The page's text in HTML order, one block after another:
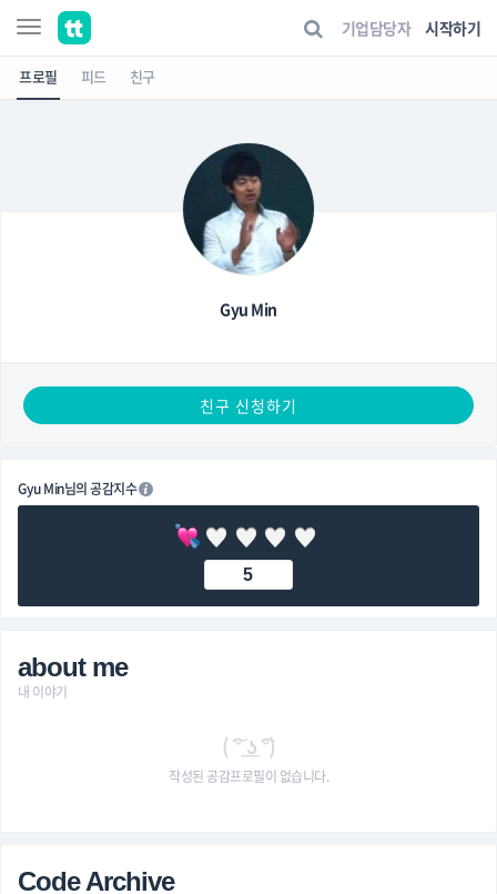
기업담당자 시작하기
프로필 피드 친구
Gyu Min
친구 신청하기
Gyu Min님의 공감지수
5
about me
내 이야기
( ͠° ͟ʖ ͡°)
작성된 공감프로필이 없습니다.
Code Archive